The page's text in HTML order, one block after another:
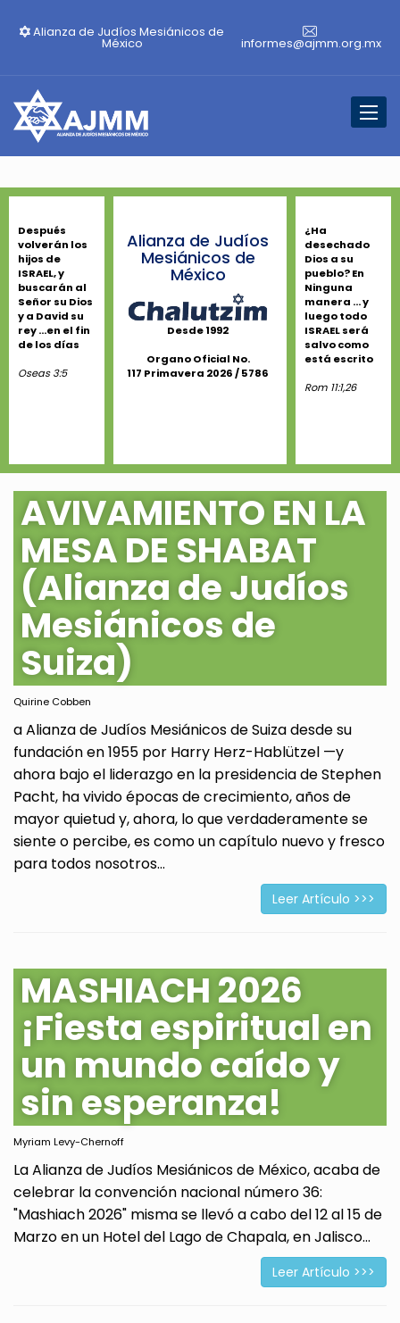
Alianza de Judíos Mesiánicos de
México informes@ajmm.org.mx
Después
volverán los
hijos de
ISRAEL, y
buscarán al
Señor su Dios
y a David su
rey ...en el fin
de los días
Oseas 3:5
Alianza de Judíos
Mesiánicos de
México
Desde 1992
Organo Oficial No.
117 Primavera 2026 / 5786
¿Ha
desechado
Dios a su
pueblo? En
Ninguna
manera ... y
luego todo
ISRAEL será
salvo como
está escrito
Rom 11:1,26
AVIVAMIENTO EN LA
MESA DE SHABAT
(Alianza de Judíos
Mesiánicos de
Suiza)
Quirine Cobben
a Alianza de Judíos Mesiánicos de Suiza desde su
fundación en 1955 por Harry Herz-Hablützel —y
ahora bajo el liderazgo en la presidencia de Stephen
Pacht, ha vivido épocas de crecimiento, años de
mayor quietud y, ahora, lo que verdaderamente se
siente o percibe, es como un capítulo nuevo y fresco
para todos nosotros...
Leer Artículo >>>
MASHIACH 2026
¡Fiesta espiritual en
un mundo caído y
sin esperanza!
Myriam Levy-Chernoff
La Alianza de Judíos Mesiánicos de México, acaba de
celebrar la convención nacional número 36:
"Mashiach 2026" misma se llevó a cabo del 12 al 15 de
Marzo en un Hotel del Lago de Chapala, en Jalisco...
Leer Artículo >>>